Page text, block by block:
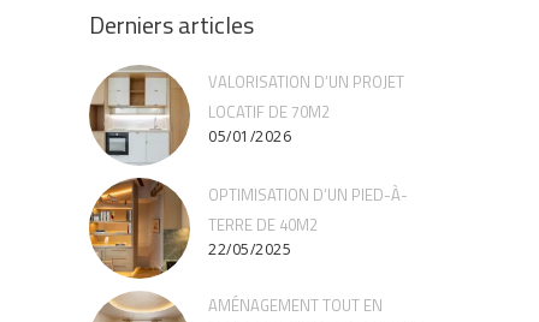
Derniers articles
VALORISATION D’UN PROJET
LOCATIF DE 70M2
05/01/2026
OPTIMISATION D’UN PIED-À-
TERRE DE 40M2
22/05/2025
AMÉNAGEMENT TOUT EN